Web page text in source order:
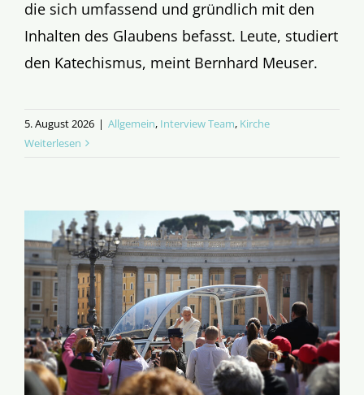
die sich umfassend und gründlich mit den
Inhalten des Glaubens befasst. Leute, studiert
den Katechismus, meint Bernhard Meuser.
5. August 2026 | Allgemein, Interview Team, Kirche
Weiterlesen